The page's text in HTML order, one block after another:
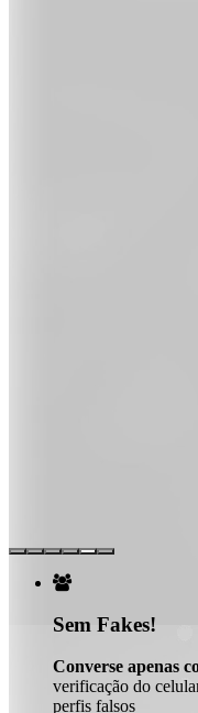

Sem Fakes!
Converse apenas
verificação do
perfis falsos